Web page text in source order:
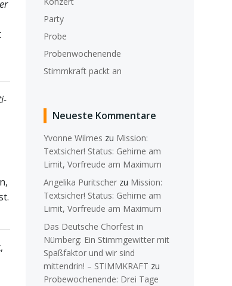
Party
Probe
Probenwochenende
Stimmkraft packt an
Neueste Kommentare
Yvonne Wilmes zu Mission:
Textsicher! Status: Gehirne am
Limit, Vorfreude am Maximum
Angelika Puritscher zu Mission:
Textsicher! Status: Gehirne am
Limit, Vorfreude am Maximum
Das Deutsche Chorfest in
Nürnberg: Ein Stimmgewitter mit
Spaßfaktor und wir sind
mittendrin! – STIMMKRAFT zu
Probewochenende: Drei Tage